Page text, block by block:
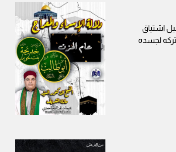
اشتياق
تركه لجسده